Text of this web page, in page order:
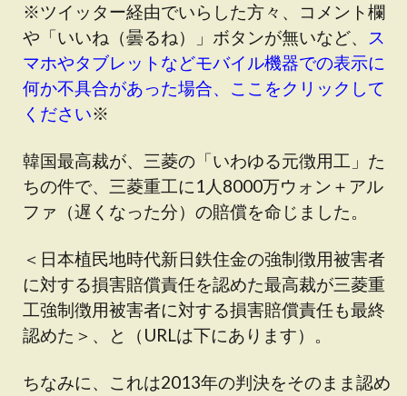
※ツイッター経由でいらした方々、コメント欄
や「いいね（曇るね）」ボタンが無いなど、
ス
マホやタブレットなどモバイル機器での表示に
何か不具合があった場合、ここをクリックして
ください※
韓国最高裁が、三菱の「いわゆる元徴用工」た
ちの件で、三菱重工に1人8000万ウォン＋アル
ファ（遅くなった分）の賠償を命じました。
＜日本植民地時代新日鉄住金の強制徴用被害者
に対する損害賠償責任を認めた最高裁が三菱重
工強制徴用被害者に対する損害賠償責任も最終
認めた＞、と（URLは下にあります）。
ちなみに、これは2013年の判決をそのまま認め